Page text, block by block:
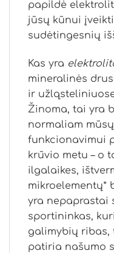
papildė
jūsų kūnui
sudėtingesnių
Kas yra
mineralinės
ir
Žinoma, tai yra
normaliam
funkcionavimui
krūvio metu – o
ilgalaikes,
mikroelementų*
yra nepaprastai
sportininkas,
galimybių
patiria našumo